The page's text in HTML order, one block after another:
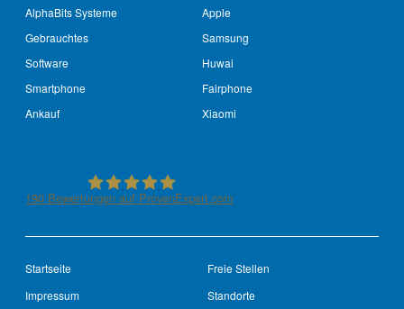
AlphaBits Systeme
Gebrauchtes
Software
Smartphone
Ankauf
Apple
Samsung
Huwai
Fairphone
Xiaomi
See-IT-Service
190 Bewertungen auf ProvenExpert.com
Startseite
Impressum
Freie Stellen
Standorte